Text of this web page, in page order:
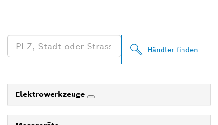
Händler finden
Elektrowerkzeuge